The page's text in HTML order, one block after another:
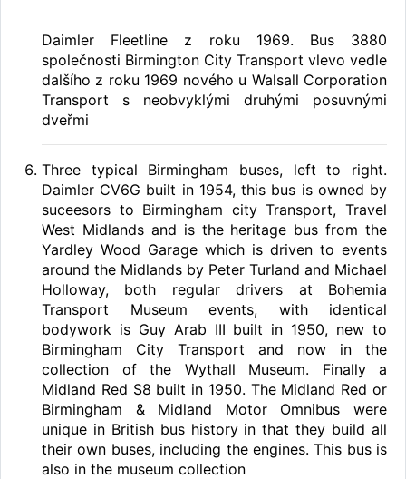
Daimler Fleetline z roku 1969. Bus 3880
společnosti Birmington City Transport vlevo vedle
dalšího z roku 1969 nového u Walsall Corporation
Transport s neobvyklými druhými posuvnými
dveřmi
Three typical Birmingham buses, left to right.
Daimler CV6G built in 1954, this bus is owned by
suceesors to Birmingham city Transport, Travel
West Midlands and is the heritage bus from the
Yardley Wood Garage which is driven to events
around the Midlands by Peter Turland and Michael
Holloway, both regular drivers at Bohemia
Transport Museum events, with identical
bodywork is Guy Arab III built in 1950, new to
Birmingham City Transport and now in the
collection of the Wythall Museum. Finally a
Midland Red S8 built in 1950. The Midland Red or
Birmingham & Midland Motor Omnibus were
unique in British bus history in that they build all
their own buses, including the engines. This bus is
also in the museum collection